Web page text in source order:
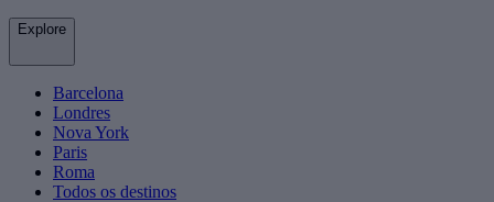
Explore
Barcelona
Londres
Nova York
Paris
Roma
Todos os destinos